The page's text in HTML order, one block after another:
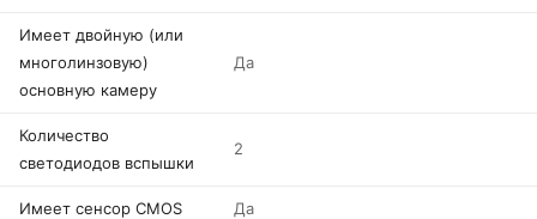
Имеет двойную (или
многолинзовую)
основную камеру
Да
Количество
светодиодов вспышки
2
Имеет сенсор CMOS Да